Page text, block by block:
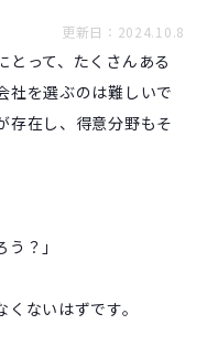
更新日：2024.10.8
とって、たくさんある
社を選ぶのは難しいで
存在し、得意分野もそ
？」
ないはずです。